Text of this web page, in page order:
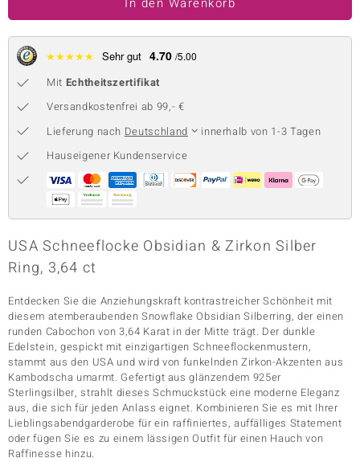
Collection
Classics
★★★★★ Sehr gut 4.70 /5.00
Mit Echtheitszertifikat
Versandkostenfrei ab 99,- €
Lieferung nach Deutschland
innerhalb von 1-3 Tagen
Hauseigener Kundenservice
USA Schneeflocke Obsidian & Zirkon Silber
Ring, 3,64 ct
Entdecken Sie die Anziehungskraft kontrastreicher Schönheit mit
diesem atemberaubenden Snowflake Obsidian Silberring, der einen
runden Cabochon von 3,64 Karat in der Mitte trägt. Der dunkle
Edelstein, gespickt mit einzigartigen Schneeflockenmustern,
stammt aus den USA und wird von funkelnden Zirkon-Akzenten aus
Kambodscha umarmt. Gefertigt aus glänzendem 925er
Sterlingsilber, strahlt dieses Schmuckstück eine moderne Eleganz
aus, die sich für jeden Anlass eignet. Kombinieren Sie es mit Ihrer
Lieblingsabendgarderobe für ein raffiniertes, auffälliges Statement
oder fügen Sie es zu einem lässigen Outfit für einen Hauch von
Raffinesse hinzu.